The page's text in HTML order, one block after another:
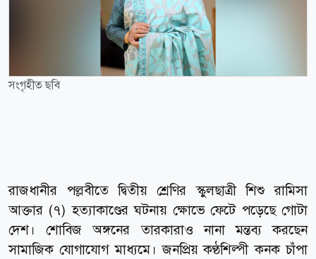
সংগৃহীত ছবি
রাজধানীর পল্লবীতে দ্বিতীয় শ্রেণির স্কুলছাত্রী শিশু রামিসা
আক্তার (৭) হত্যাকাণ্ডের ঘটনায় ক্ষোভে ফেটে পড়েছে গোটা
দেশ। শোবিজ অঙ্গনের তারকারাও নানা মন্তব্য করছেন
সামাজিক যোগাযোগ মাধ্যমে। জনপ্রিয় কণ্ঠশিল্পী কনক চাঁপা